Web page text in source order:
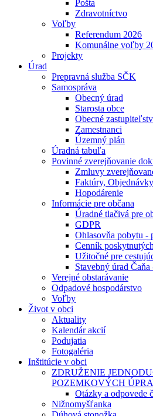
Pošta
Zdravotníctvo
Voľby
Referendum 2026
Komunálne voľby
Projekty
Úrad
Prepravná služba SČK
Samospráva
Obecný úrad
Starosta obce
Obecné
Zamestnanci
Územný plán
Úradná tabuľa
Povinné zverejňovanie
Zmluvy
Faktúry,
Hopodárenie
Informácie pre občana
Úradné tlačivá pre
GDPR
Ohlasovňa pobytu -
Cenník
Užitočné pre
Stavebný úrad
Verejné obstarávanie
Odpadové hospodárstvo
Voľby
Život v obci
Aktuality
Kalendár akcií
Podujatia
Fotogaléria
Inštitúcie v obci
ZDRUŽENIE
POZEMKOVÝCH
Otázky a odpovede
Nižnomyšľanka